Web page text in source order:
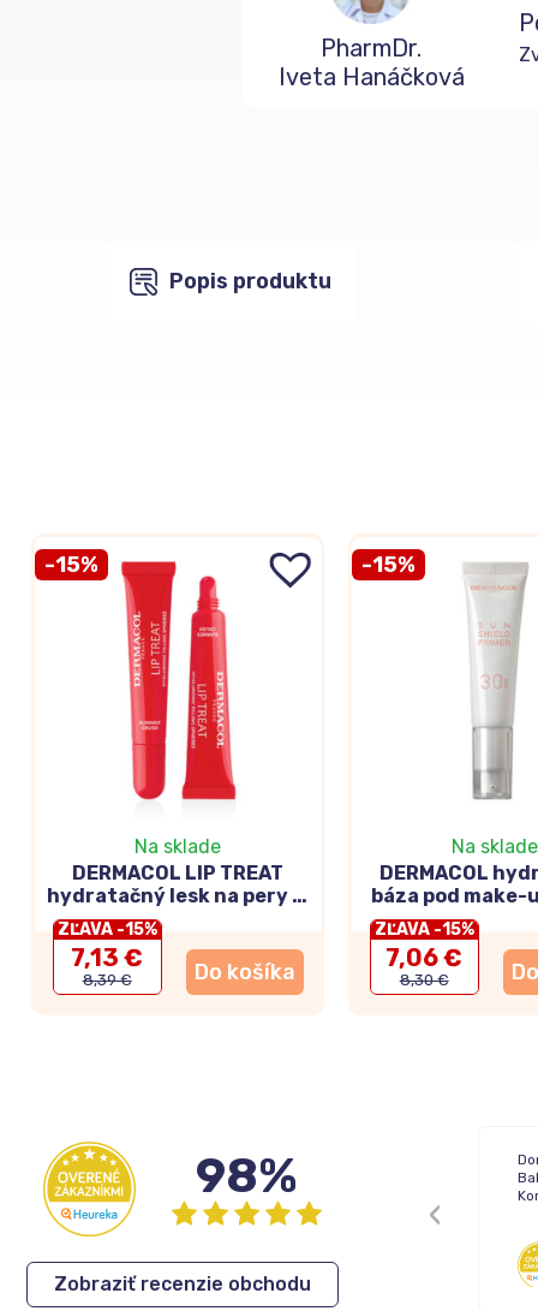
PharmDr.
Iveta Hanáčková
Popis produktu
-15%
Na sklade
DERMACOL LIP TREAT
hydratačný lesk na pery č.
7 Summer Crush 10ml
ZĽAVA -15%
7,13 €
8,39 € Do košíka
-15%
Na sklade
DERMACOL
báza pod make-
30ml
ZĽAVA -15%
7,06 €
8,30 €
98%
Zobraziť recenzie obchodu
Doručenie: Objednávka prišla podľa
Balenie: Všetko bolo vporiadku
Komunikácia: Ok